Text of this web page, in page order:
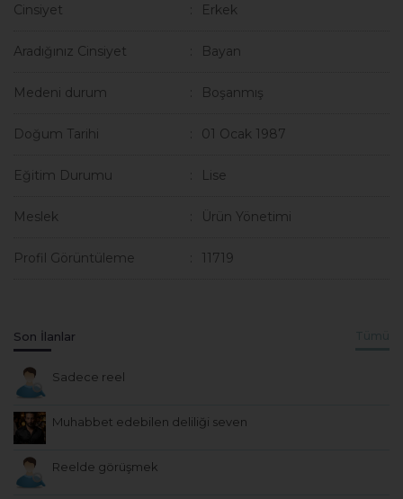
Cinsiyet Erkek
Aradığınız Cinsiyet Bayan
Medeni durum Boşanmış
Doğum Tarihi 01 Ocak 1987
Eğitim Durumu Lise
Meslek Ürün Yönetimi
Profil Görüntüleme 11719
Son İlanlar
Sadece reel
Muhabbet edebilen deliliği seven
Reelde görüşmek